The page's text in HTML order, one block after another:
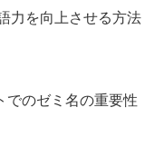
力を向上させる方法
でのゼミ名の重要性